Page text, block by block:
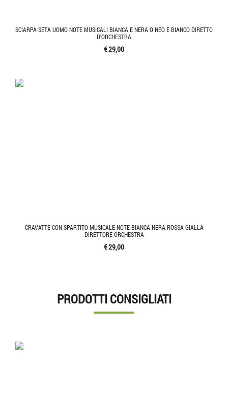
SCIARPA SETA UOMO NOTE MUSICALI BIANCA E NERA O NEO E BIANCO DIRETTO
D'ORCHESTRA
€ 29,00
CRAVATTE CON SPARTITO MUSICALE NOTE BIANCA NERA ROSSA GIALLA
DIRETTORE ORCHESTRA
€ 29,00
PRODOTTI CONSIGLIATI